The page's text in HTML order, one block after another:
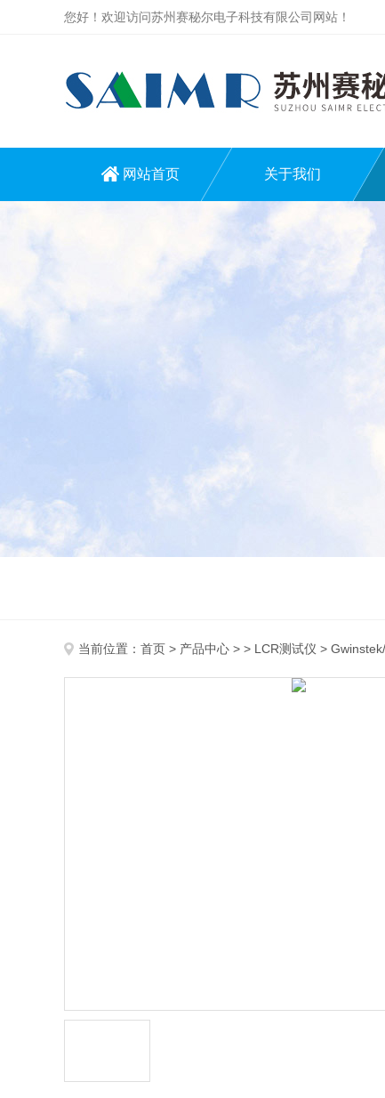
您好！欢迎访问苏州赛秘尔电子科技有限公司网站！
网站首页 关于我们
当前位置： 首页 > 产品中心 > > LCR测试仪 >